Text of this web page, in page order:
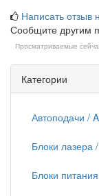
Написать отзыв
Сообщите другим
Просматриваемые
Категории
Автоподачи /
Блоки лазера
Блоки питания